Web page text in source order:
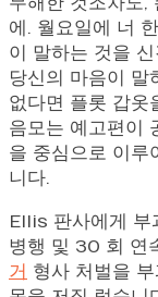
에. 월요일에 너
이 말하는 것을
당신의 마음이 말
없다면 플롯 갑옷
음모는 예고편이
을 중심으로 이
니다.
Ellis 판사에게
병행 및 30 회 연
거 형사 처벌을